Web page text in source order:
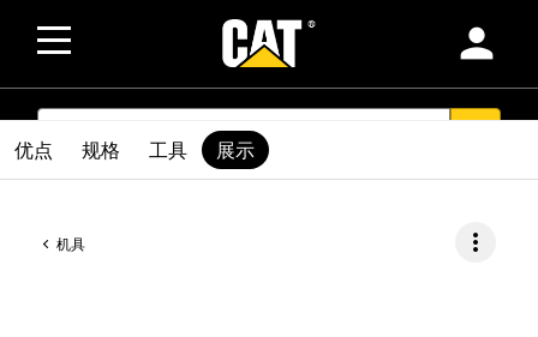
person
SEARCH
机具 more_vert
优点 规格 工具 展示